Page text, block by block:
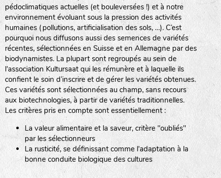
pédoclimatiques actuelles (et bouleversées !) et à notre
environnement évoluant sous la pression des activités
humaines (pollutions, artificialisation des sols, …). C’est
pourquoi nous diffusons aussi des semences de variétés
récentes, sélectionnées en Suisse et en Allemagne par des
biodynamistes. La plupart sont regroupés au sein de
l'association Kultursaat qui les rémunère et à laquelle ils
confient le soin d’inscrire et de gérer les variétés obtenues.
Ces variétés sont sélectionnées au champ, sans recours
aux biotechnologies, à partir de variétés traditionnelles.
Les critères pris en compte sont essentiellement :
La valeur alimentaire et la saveur, critère "oubliés"
par les sélectionneurs
La rusticité, se définissant comme l'adaptation à la
bonne conduite biologique des cultures
www.bingenheimersaatgut.de
DE BOLSTER (DBO)
www.bolster.nl
GRAINE DEL PAÏS (GDP)
www.grainesdelpais.com
JARDIN EN’VIE (JEV)
LA BOITE A GRAINES (LBAG)
A : Sans calibre.
G: Gros
M: Moyen calibre
P: Petit calibre
Légumes feuilles
Légumes racines
Plantes aromatiques